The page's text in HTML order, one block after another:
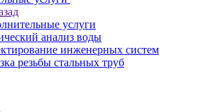
услуги
анализ воды
инженерных систем
резьбы стальных труб